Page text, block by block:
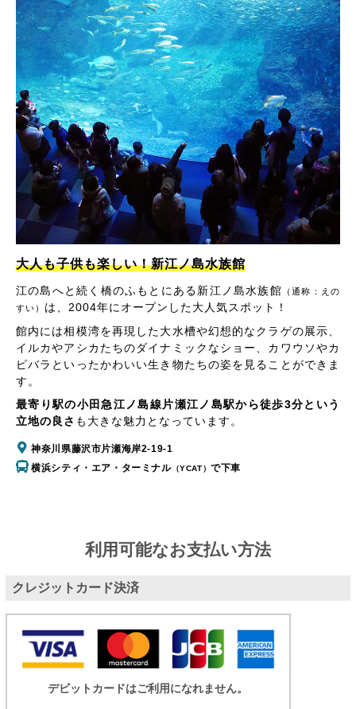
大人も子供も楽しい！新江ノ島水族館
江の島へと続く橋のふもとにある新江ノ島水族館 （通称：えの
すい） は、2004年にオープンした大人気スポット！
館内には相模湾を再現した大水槽や幻想的なクラゲの展示、
イルカやアシカたちのダイナミックなショー、カワウソやカ
ピバラといったかわいい生き物たちの姿を見ることができま
す。
最寄り駅の小田急江ノ島線片瀬江ノ島駅から徒歩3分という
立地の良さ も大きな魅力となっています。
神奈川県藤沢市片瀬海岸2-19-1
横浜シティ・エア・ターミナル（YCAT）で下車
利用可能なお支払い方法
クレジットカード決済
デビットカードはご利用になれません。